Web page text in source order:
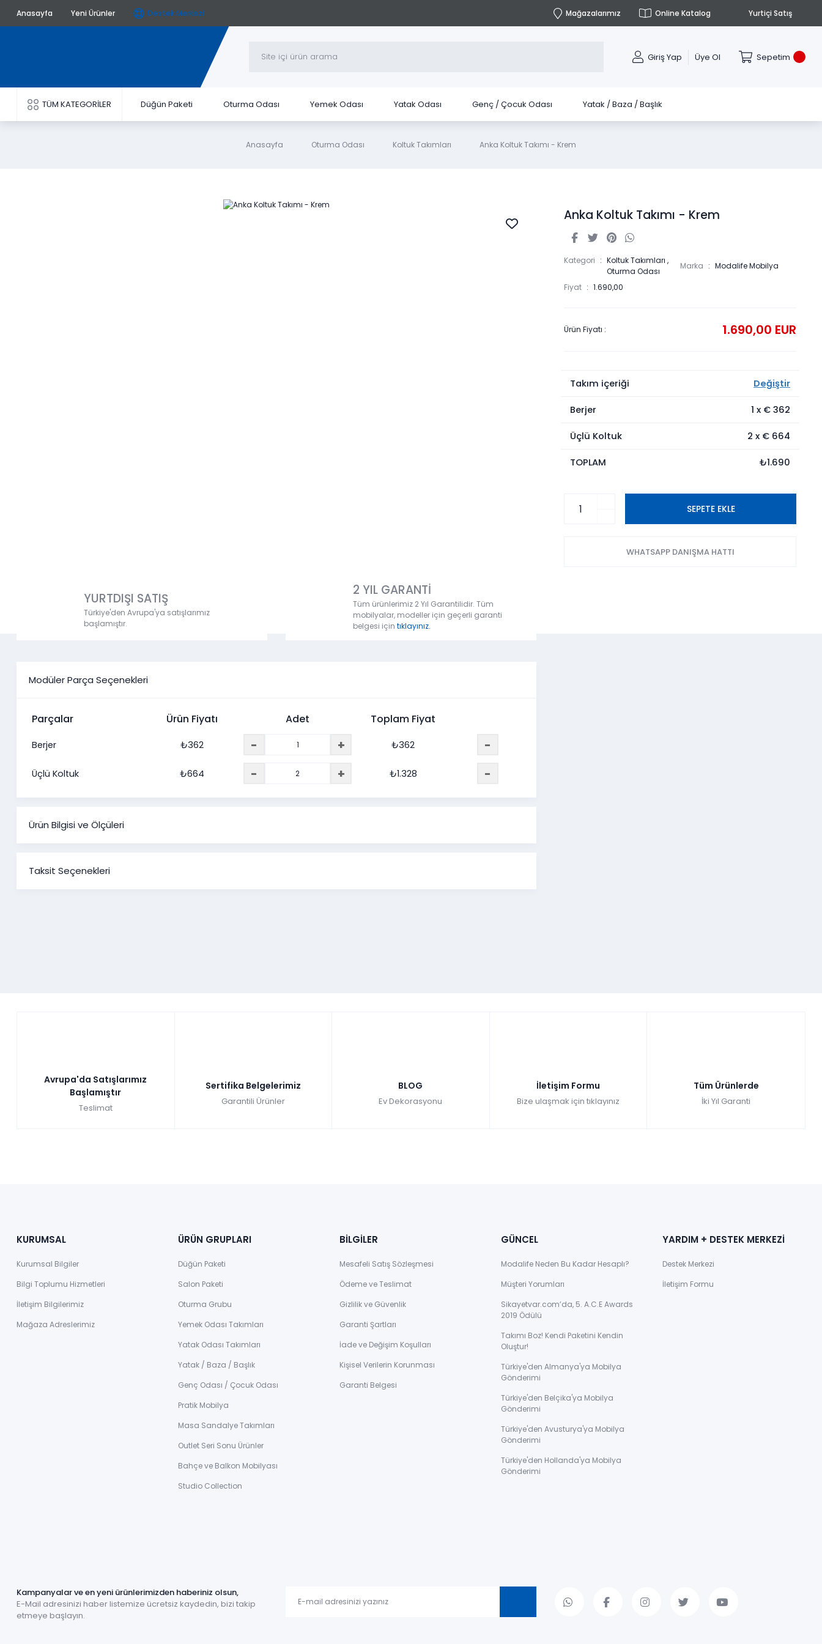
Anasayfa Yeni Ürünler Destek Merkezi Mağazalarımız Online Katalog Yurtiçi Satış
Giriş Yap Üye Ol Sepetim
TÜM KATEGORİLER Düğün Paketi Oturma Odası Yemek Odası Yatak Odası Genç / Çocuk Odası Yatak / Baza / Başlık
Anasayfa Oturma Odası Koltuk Takımları Anka Koltuk Takımı - Krem
YURTDIŞI SATIŞ
Türkiye'den Avrupa'ya satışlarımız
başlamıştır.
2 YIL GARANTİ
Tüm ürünlerimiz 2 Yıl Garantilidir. Tüm
mobilyalar, modeller için geçerli garanti
belgesi için tıklayınız.
Modüler Parça Seçenekleri
Parçalar Ürün Fiyatı Adet Toplam Fiyat
Berjer ₺362 - + ₺362 -
Üçlü Koltuk ₺664 - + ₺1.328 -
Ürün Bilgisi ve Ölçüleri
Taksit Seçenekleri
Anka Koltuk Takımı - Krem
Kategori Koltuk Takımları ,
Oturma Odası
Marka Modalife Mobilya
Fiyat 1.690,00
Ürün Fiyatı : 1.690,00 EUR
Takım içeriği Değiştir
Berjer 1 x € 362
Üçlü Koltuk 2 x € 664
TOPLAM ₺1.690
SEPETE EKLE
WHATSAPP DANIŞMA HATTI
Avrupa'da Satışlarımız
Başlamıştır
Teslimat
Sertifika Belgelerimiz
Garantili Ürünler
BLOG
Ev Dekorasyonu
İletişim Formu
Bize ulaşmak için tıklayınız
Tüm Ürünlerde
İki Yıl Garanti
KURUMSAL
Kurumsal Bilgiler
Bilgi Toplumu Hizmetleri
İletişim Bilgilerimiz
Mağaza Adreslerimiz
ÜRÜN GRUPLARI
Düğün Paketi
Salon Paketi
Oturma Grubu
Yemek Odası Takımları
Yatak Odası Takımları
Yatak / Baza / Başlık
Genç Odası / Çocuk Odası
Pratik Mobilya
Masa Sandalye Takımları
Outlet Seri Sonu Ürünler
Bahçe ve Balkon Mobilyası
Studio Collection
BİLGİLER
Mesafeli Satış Sözleşmesi
Ödeme ve Teslimat
Gizlilik ve Güvenlik
Garanti Şartları
İade ve Değişim Koşulları
Kişisel Verilerin Korunması
Garanti Belgesi
GÜNCEL
Modalife Neden Bu Kadar Hesaplı?
Müşteri Yorumları
Sikayetvar.com’da, 5. A.C.E Awards
2019 Ödülü
Takımı Boz! Kendi Paketini Kendin
Oluştur!
Türkiye'den Almanya'ya Mobilya
Gönderimi
Türkiye'den Belçika'ya Mobilya
Gönderimi
Türkiye'den Avusturya'ya Mobilya
Gönderimi
Türkiye'den Hollanda'ya Mobilya
Gönderimi
YARDIM + DESTEK MERKEZİ
Destek Merkezi
İletişim Formu
Kampanyalar ve en yeni ürünlerimizden haberiniz olsun,
E-Mail adresinizi haber listemize ücretsiz kaydedin, bizi takip
etmeye başlayın.